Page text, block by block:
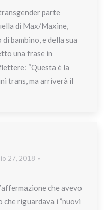
parte
di Max/Maxine,
di bambino, e della sua
una frase in
“Questa è la
trans, ma arriverà il
27, 2018
che avevo
riguardava i ”nuovi